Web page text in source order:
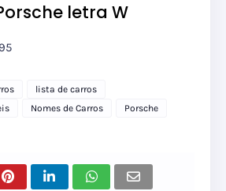
letra W
lista de carros
Nomes de Carros
Porsche